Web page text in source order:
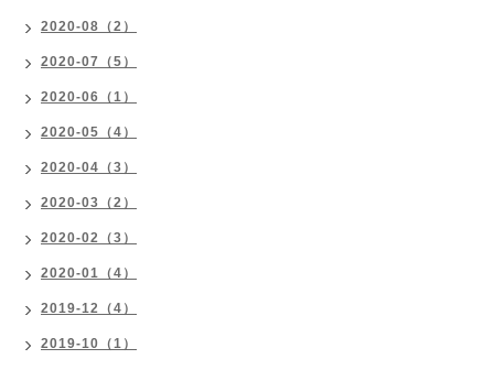
2020-08（2）
2020-07（5）
2020-06（1）
2020-05（4）
2020-04（3）
2020-03（2）
2020-02（3）
2020-01（4）
2019-12（4）
2019-10（1）